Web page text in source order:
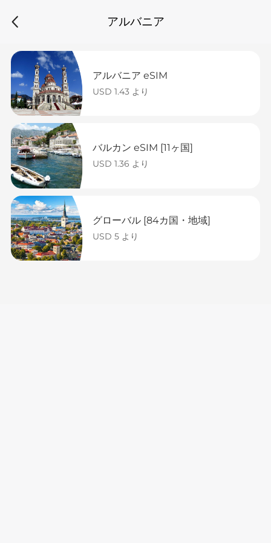
アルバニア
アルバニア eSIM
USD 1.43 より
バルカン eSIM [11ヶ国]
USD 1.36 より
グローバル [84カ国・地域]
USD 5 より